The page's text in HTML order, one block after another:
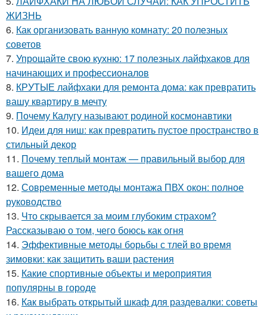
ЖИЗНЬ
6. Как организовать ванную комнату: 20 полезных
советов
7. Упрощайте свою кухню: 17 полезных лайфхаков для
начинающих и профессионалов
8. КРУТЫЕ лайфхаки для ремонта дома: как превратить
вашу квартиру в мечту
9. Почему Калугу называют родиной космонавтики
10. Идеи для ниш: как превратить пустое пространство в
стильный декор
11. Почему теплый монтаж — правильный выбор для
вашего дома
12. Современные методы монтажа ПВХ окон: полное
руководство
13. Что скрывается за моим глубоким страхом?
Рассказываю о том, чего боюсь как огня
14. Эффективные методы борьбы с тлей во время
зимовки: как защитить ваши растения
15. Какие спортивные объекты и мероприятия
популярны в городе
16. Как выбрать открытый шкаф для раздевалки: советы